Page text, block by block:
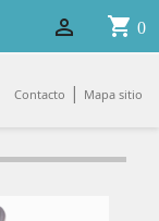
shopping_cart 0

Contacto | Mapa sitio